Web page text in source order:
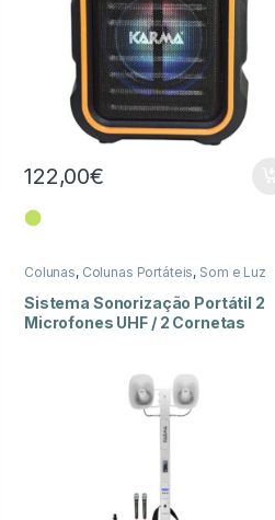
122,00€
⬤
Colunas, Colunas Portáteis, Som e Luz
Sistema Sonorização Portátil 2
Microfones UHF / 2 Cornetas